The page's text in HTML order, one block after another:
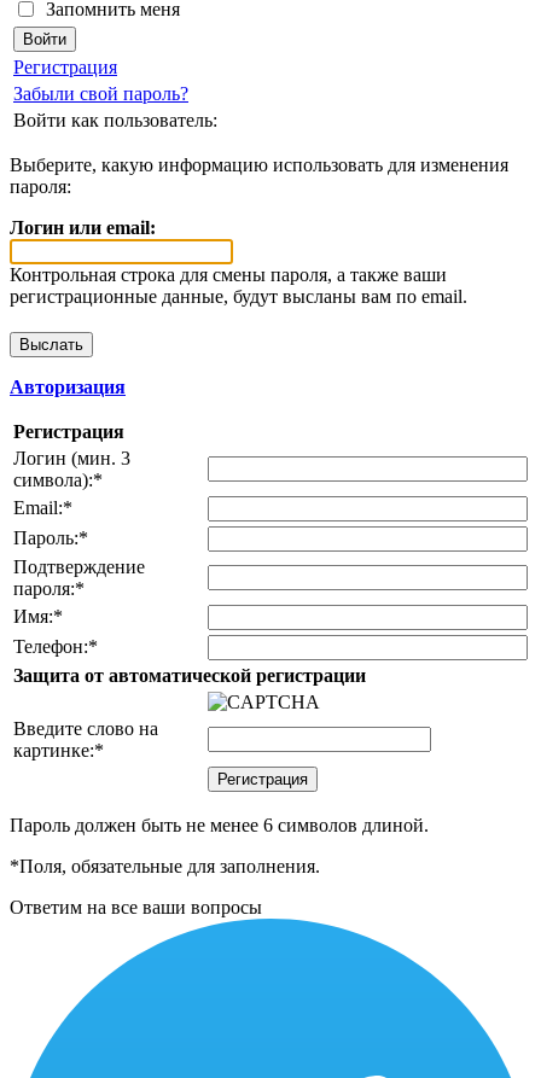
Запомнить меня
Регистрация
Забыли свой пароль?
Войти как пользователь:
Выберите, какую информацию использовать для изменения
пароля:
Логин или email:
Контрольная строка для смены пароля, а также ваши
регистрационные данные, будут высланы вам по email.
Авторизация
Регистрация
Логин (мин. 3
символа):*
Email:*
Пароль:*
Подтверждение
пароля:*
Имя:*
Телефон:*
Защита от автоматической регистрации
Введите слово на
картинке:*
Пароль должен быть не менее 6 символов длиной.
*Поля, обязательные для заполнения.
Ответим на все ваши вопросы